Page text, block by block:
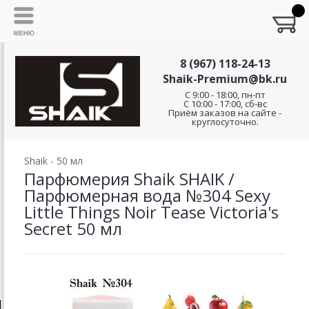
8 (967) 118-24-13
Shaik-Premium@bk.ru
C 9:00 - 18:00, пн-пт
С 10:00 - 17:00, сб-вс
Приём заказов на сайте -
круглосуточно.
Shaik - 50 мл
Парфюмерия Shaik SHAIK /
Парфюмерная вода №304 Sexy
Little Things Noir Tease Victoria's
Secret 50 мл